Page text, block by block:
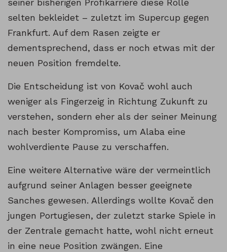
seiner bisherigen Profikarriere diese Rolle
selten bekleidet – zuletzt im Supercup gegen
Frankfurt. Auf dem Rasen zeigte er
dementsprechend, dass er noch etwas mit der
neuen Position fremdelte.
Die Entscheidung ist von Kovač wohl auch
weniger als Fingerzeig in Richtung Zukunft zu
verstehen, sondern eher als der seiner Meinung
nach bester Kompromiss, um Alaba eine
wohlverdiente Pause zu verschaffen.
Eine weitere Alternative wäre der vermeintlich
aufgrund seiner Anlagen besser geeignete
Sanches gewesen. Allerdings wollte Kovač den
jungen Portugiesen, der zuletzt starke Spiele in
der Zentrale gemacht hatte, wohl nicht erneut
in eine neue Position zwängen. Eine